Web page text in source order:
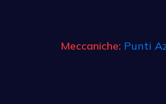
Meccaniche: Punti